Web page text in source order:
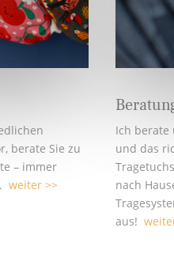
berate Sie zu
– immer
weiter >>
Ich berate
und das
nach
aus!